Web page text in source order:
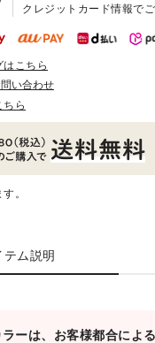
クレジットカード情報で
こちら
い合わせ
ちら
。
テム説明
ーは、お客様都合によ